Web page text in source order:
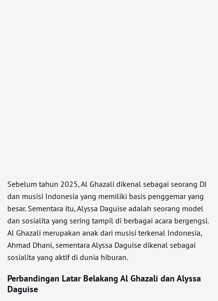
Sebelum tahun 2025, Al Ghazali dikenal sebagai seorang DJ
dan musisi Indonesia yang memiliki basis penggemar yang
besar. Sementara itu, Alyssa Daguise adalah seorang model
dan sosialita yang sering tampil di berbagai acara bergengsi.
Al Ghazali merupakan anak dari musisi terkenal Indonesia,
Ahmad Dhani, sementara Alyssa Daguise dikenal sebagai
sosialita yang aktif di dunia hiburan.
Perbandingan Latar Belakang Al Ghazali dan Alyssa
Daguise